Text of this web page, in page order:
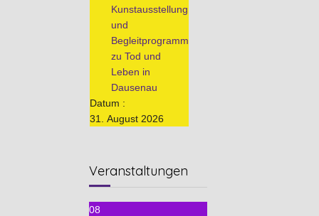
Kunstausstellung
und
Begleitprogramm
zu Tod und
Leben in
Dausenau
Datum :
31. August 2026
Veranstaltungen
08